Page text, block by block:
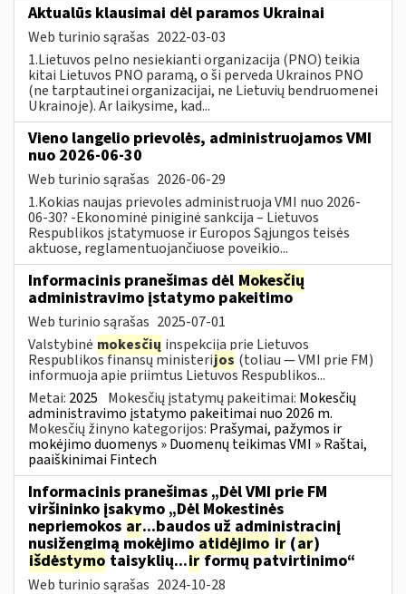
Aktualūs klausimai dėl paramos Ukrainai
Web turinio sąrašas 2022-03-03
1.Lietuvos pelno nesiekianti organizacija (PNO) teikia
kitai Lietuvos PNO paramą, o ši perveda Ukrainos PNO
(ne tarptautinei organizacijai, ne Lietuvių bendruomenei
Ukrainoje). Ar laikysime, kad...
Vieno langelio prievolės, administruojamos VMI
nuo 2026-06-30
Web turinio sąrašas 2026-06-29
1.Kokias naujas prievoles administruoja VMI nuo 2026-
06-30? -Ekonominė piniginė sankcija – Lietuvos
Respublikos įstatymuose ir Europos Sąjungos teisės
aktuose, reglamentuojančiuose poveikio...
Informacinis pranešimas dėl Mokesčių
administravimo įstatymo pakeitimo
Web turinio sąrašas 2025-07-01
Valstybinė mokesčių inspekcija prie Lietuvos
Respublikos finansų ministerijos (toliau — VMI prie FM)
informuoja apie priimtus Lietuvos Respublikos...
Metai: 2025 Mokesčių įstatymų pakeitimai: Mokesčių
administravimo įstatymo pakeitimai nuo 2026 m.
Mokesčių žinyno kategorijos: Prašymai, pažymos ir
mokėjimo duomenys » Duomenų teikimas VMI » Raštai,
paaiškinimai Fintech
Informacinis pranešimas „Dėl VMI prie FM
viršininko įsakymo „Dėl Mokestinės
nepriemokos ar...baudos už administracinį
nusižengimą mokėjimo atidėjimo ir (ar)
išdėstymo taisyklių...irformų patvirtinimo“
Web turinio sąrašas 2024-10-28